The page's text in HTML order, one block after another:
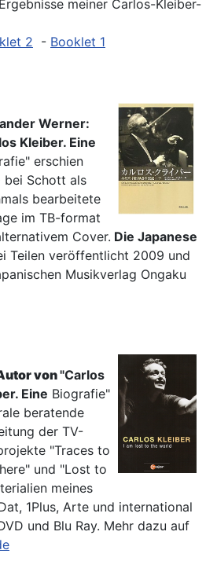
meiner Carlos-Kleiber-
2 - Booklet 1
Werner:
Kleiber. Eine
erschien
bei Schott als
bearbeitete
im TB-format
Cover. Die Japanese
Teilen veröffentlicht 2009 und
Musikverlag Ongaku
von"Carlos
Eine Biografie"
beratende
der TV-
"Traces to
und "Lost to
meines
1Plus, Arte und international
und Blu Ray. Mehr dazu auf